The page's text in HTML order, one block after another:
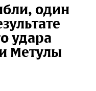
один
удара
Метулы